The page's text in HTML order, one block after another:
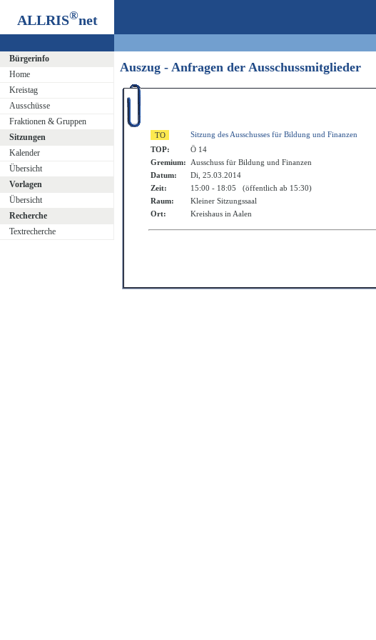
ALLRIS®net
Bürgerinfo
Home
Kreistag
Ausschüsse
Fraktionen & Gruppen
Sitzungen
Kalender
Übersicht
Vorlagen
Übersicht
Recherche
Textrecherche
Auszug - Anfragen der Ausschussmitglieder
Sitzung des Ausschusses für Bildung und Finanzen
TOP:
Ö 14
Gremium:
Ausschuss für Bildung und Finanzen
Datum:
Di, 25.03.2014
Zeit:
15:00 - 18:05 (öffentlich ab 15:30)
Raum:
Kleiner Sitzungssaal
Ort:
Kreishaus in Aalen